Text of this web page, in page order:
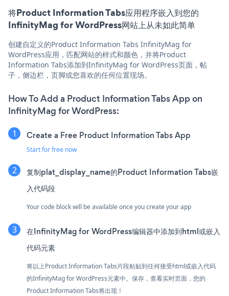
将Product Information Tabs应用程序嵌入到您的
InfinityMag for WordPress网站上从未如此简单
创建自定义的Product Information Tabs InfinityMag for
WordPress应用，匹配网站的样式和颜色，并将Product
Information Tabs添加到InfinityMag for WordPress页面，帖
子，侧边栏，页脚或您喜欢的任何位置现场。
How To Add a Product Information Tabs App on
InfinityMag for WordPress:
Create a Free Product Information Tabs App
Start for free now
复制plat_display_name的Product Information Tabs嵌
入代码段
Your code block will be available once you create your app
在InfinityMag for WordPress编辑器中添加到html或嵌入
代码元素
将以上Product Information Tabs片段粘贴到任何接受html或嵌入代码
的InfinityMag for WordPress元素中。保存，查看实时页面，您的
Product Information Tabs将出现！